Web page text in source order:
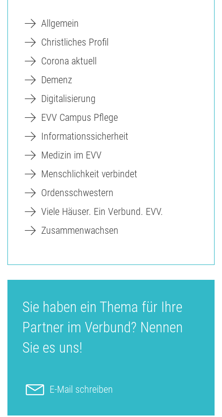
Allgemein
Christliches Profil
Corona aktuell
Demenz
Digitalisierung
EVV Campus Pflege
Informationssicherheit
Medizin im EVV
Menschlichkeit verbindet
Ordensschwestern
Viele Häuser. Ein Verbund. EVV.
Zusammenwachsen
Sie haben ein Thema für Ihre
Partner im Verbund? Nennen
Sie es uns!
E-Mail schreiben